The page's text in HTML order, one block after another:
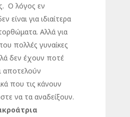
Ο λόγος εν
είναι για ιδιαίτερα
Αλλά για
πολλές γυναίκες
δεν έχουν ποτέ
αποτελούν
που τις κάνουν
να τα αναδείξουν.